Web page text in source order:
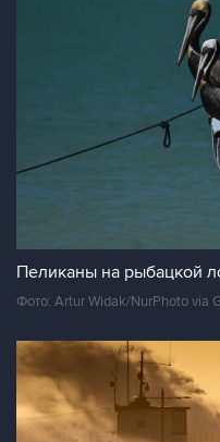
Пеликаны на рыбацкой
Фото: Artur Widak/NurPhoto via